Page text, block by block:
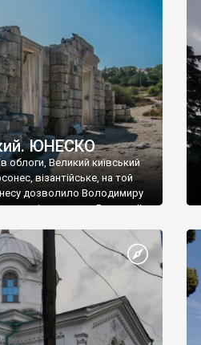
з фондів об’єкту
Таврійського».
Візантії», але експерти та
[…]
ЮНЕСКО
облоги, Великий київський
візантійське, на той
дозволило Володимиру
імператору Василю ІІ,
став Василем-
Русі. На честь
місто […]